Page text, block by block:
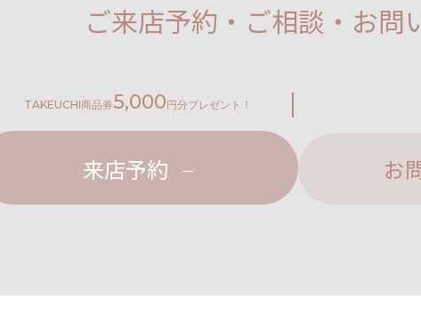
ご来店予約・ご相談・お問
TAKEUCHI商品券5,000 円分プレゼント！
来店予約 お